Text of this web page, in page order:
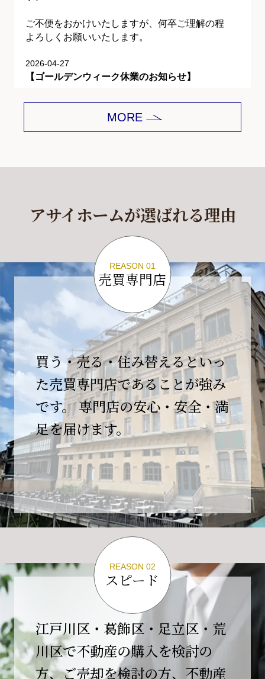
ご不便をおかけいたしますが、何卒ご理解の程
よろしくお願いいたします。
2026-04-27
【ゴールデンウィーク休業のお知らせ】
平素は格別のご愛顧を賜り、誠にありがとうご
下記期間をゴールデンウィーク休業とさせて頂
休業期間中に頂きましたお問い合わせにつきま
2026年5月7日(木)以降、順次対応させて頂きま
ご不便をおかけいたしますが、何卒ご理解の程
よろしくお願いいたします。
2026-04-17
【臨時休業のお知らせ】
平素より格別のご愛顧を賜り、誠にありがとう
ございます。
誠に勝手ながら、弊社開業10周年イベント開催
の為、
４月２６日(日)は臨時休業とさせていただきま
す。
これもひとえに皆様のご支援の賜物と、心より感謝申し上
げます。
ご不便をおかけしますが、何卒よろしくお願い
いたします。
翌日より通常営業いたします。
【開業10周年のご挨拶】
平素より格別のご高配を賜り、誠にありがとう
ございます。
おかげさまで当社は、2026年2月1日をもちまし
て開業10周年を迎えることができました。
MORE
アサイホームが選ばれる理由
REASON 01
売買専門店
買う・売る・住み替えるといっ
た売買専門店であることが強み
です。 専門店の安心・安全・満
足を届けます。
REASON 02
スピード
江戸川区・葛飾区・足立区・荒
川区で不動産の購入を検討の
方、ご売却を検討の方、不動産